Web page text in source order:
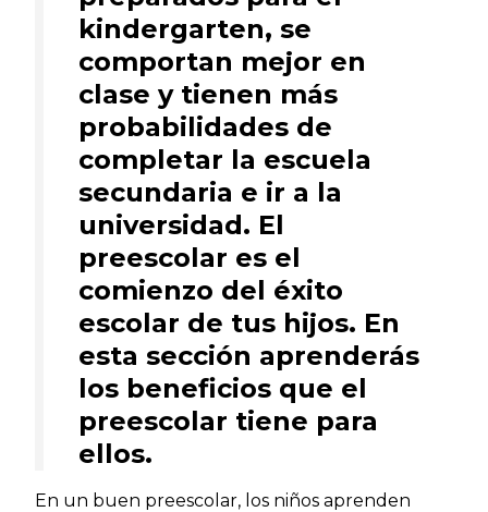
kindergarten, se
comportan mejor en
clase y tienen más
probabilidades de
completar la escuela
secundaria e ir a la
universidad. El
preescolar es el
comienzo del éxito
escolar de tus hijos. En
esta sección aprenderás
los beneficios que el
preescolar tiene para
ellos.
En un buen preescolar, los niños aprenden